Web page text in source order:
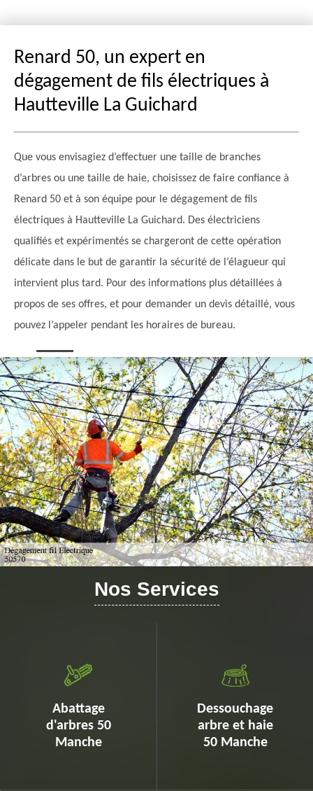
Renard 50, un expert en
dégagement de fils électriques à
Hautteville La Guichard
Que vous envisagiez d’effectuer une taille de branches
d’arbres ou une taille de haie, choisissez de faire confiance à
Renard 50 et à son équipe pour le dégagement de fils
électriques à Hautteville La Guichard. Des électriciens
qualifiés et expérimentés se chargeront de cette opération
délicate dans le but de garantir la sécurité de l’élagueur qui
intervient plus tard. Pour des informations plus détaillées à
propos de ses offres, et pour demander un devis détaillé, vous
pouvez l’appeler pendant les horaires de bureau.
Nos Services
Abattage
d'arbres 50
Manche
Dessouchage
arbre et haie
50 Manche